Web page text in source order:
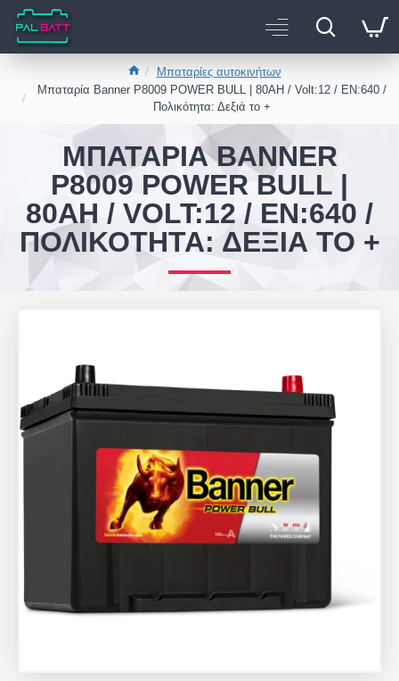
Μπαταρίες αυτοκινήτων
Μπαταρία Banner P8009 POWER BULL | 80AH / Volt:12 / EN:640 /
Πολικότητα: Δεξιά το +
ΜΠΑΤΑΡΊΑ BANNER
P8009 POWER BULL |
80AH / VOLT:12 / EN:640 /
ΠΟΛΙΚΌΤΗΤΑ: ΔΕΞΙΆ ΤΟ +